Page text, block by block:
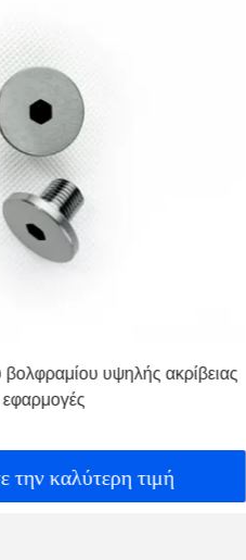
βολφραμίου υψηλής ακρίβειας
εφαρμογές
την καλύτερη τιμή